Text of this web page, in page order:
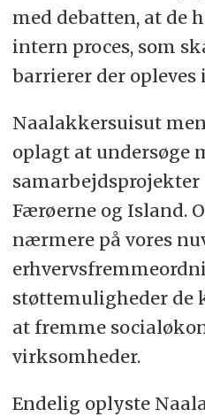
med debatten, at de
intern proces, som
barrierer der opleves
Naalakkersuisut
oplagt at undersøge
samarbejdsprojekter
Færøerne og Island.
nærmere på vores
støttemuligheder de
at fremme
virksomheder.
Endelig oplyste